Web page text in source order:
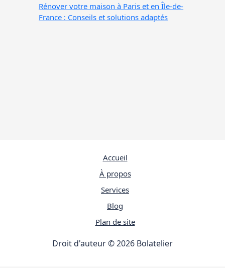
Rénover votre maison à Paris et en Île-de-
France : Conseils et solutions adaptés
Accueil
À propos
Services
Blog
Plan de site
Droit d'auteur © 2026 Bolatelier